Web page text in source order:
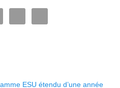
ESU étendu d’une année